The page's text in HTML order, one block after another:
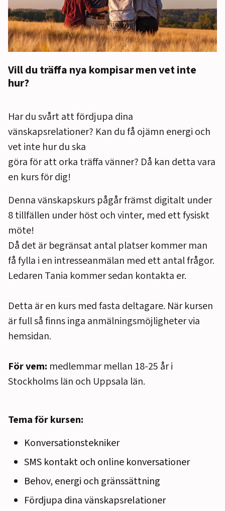
Vill du träffa nya kompisar men vet inte
hur?
Har du svårt att fördjupa dina
vänskapsrelationer? Kan du få ojämn energi och
vet inte hur du ska
göra för att orka träffa vänner? Då kan detta vara
en kurs för dig!
Denna vänskapskurs pågår främst digitalt under
8 tillfällen under höst och vinter, med ett fysiskt
möte!
Då det är begränsat antal platser kommer man
få fylla i en intresseanmälan med ett antal frågor.
Ledaren Tania kommer sedan kontakta er.
Detta är en kurs med fasta deltagare. När kursen
är full så finns inga anmälningsmöjligheter via
hemsidan.
För vem: medlemmar mellan 18-25 år i
Stockholms län och Uppsala län.
Tema för kursen:
Konversationstekniker
SMS kontakt och online konversationer
Behov, energi och gränssättning
Fördjupa dina vänskapsrelationer